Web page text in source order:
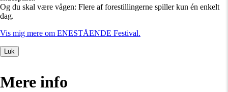
Og du skal være vågen: Flere af forestillingerne spiller kun én enkelt
dag.
Vis mig mere om ENESTÅENDE Festival.
Luk
Mere info